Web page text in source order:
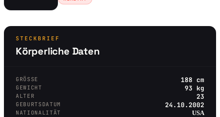
STECKBRIEF
Körperliche Daten
GRÖSSE 188 cm
GEWICHT 93 kg
ALTER 23
GEBURTSDATUM 24.10.2002
NATIONALITÄT USA